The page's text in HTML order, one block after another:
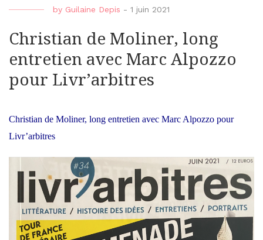
by Guilaine Depis - 1 juin 2021
Christian de Moliner, long
entretien avec Marc Alpozzo
pour Livr’arbitres
Christian de Moliner, long entretien avec Marc Alpozzo pour
Livr’arbitres